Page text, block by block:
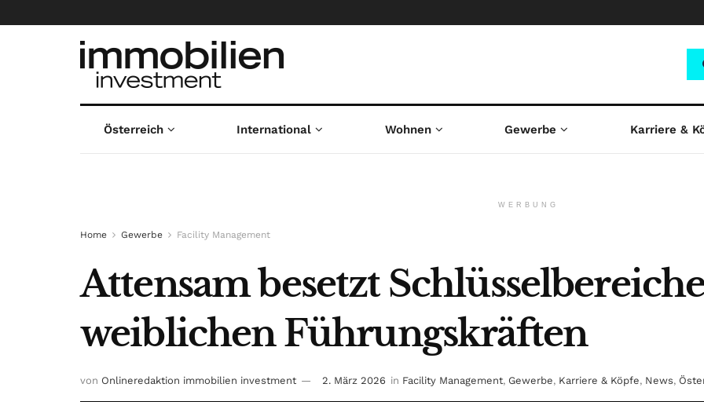
Österreich International Wohnen Gewerbe Karriere &
WERBUNG
Home Gewerbe Facility Management
Attensam besetzt
weiblichen Führungskräften
von Onlineredaktion immobilien investment 2. März 2026 in Facility Management, Gewerbe, Karriere & Köpfe, News,